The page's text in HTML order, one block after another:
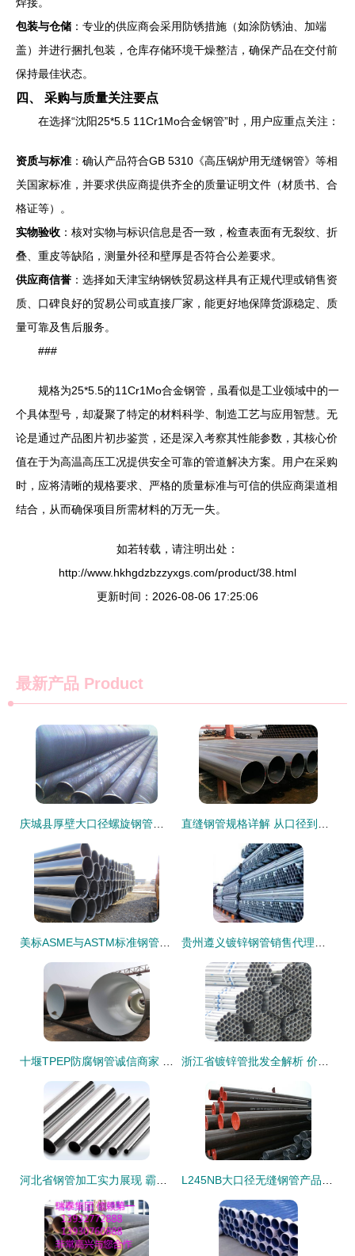
包装与仓储 ：专业的供应商会采用防锈措施（如涂防锈油、加端
盖）并进行捆扎包装，仓库存储环境干燥整洁，确保产品在交付前
保持最佳状态。
四、 采购与质量关注要点
在选择“沈阳25*5.5 11Cr1Mo合金钢管”时，用户应重点关注：
资质与标准 ：确认产品符合GB 5310《高压锅炉用无缝钢管》等相
关国家标准，并要求供应商提供齐全的质量证明文件（材质书、合
格证等）。
实物验收 ：核对实物与标识信息是否一致，检查表面有无裂纹、折
叠、重皮等缺陷，测量外径和壁厚是否符合公差要求。
供应商信誉 ：选择如天津宝纳钢铁贸易这样具有正规代理或销售资
质、口碑良好的贸易公司或直接厂家，能更好地保障货源稳定、质
量可靠及售后服务。
###
规格为25*5.5的11Cr1Mo合金钢管，虽看似是工业领域中的一
个具体型号，却凝聚了特定的材料科学、制造工艺与应用智慧。无
论是通过产品图片初步鉴赏，还是深入考察其性能参数，其核心价
值在于为高温高压工况提供安全可靠的管道解决方案。用户在采购
时，应将清晰的规格要求、严格的质量标准与可信的供应商渠道相
结合，从而确保项目所需材料的万无一失。
如若转载，请注明出处：
http://www.hkhgdzbzzyxgs.com/product/38.html
更新时间：2026-08-06 17:25:06
最新产品 Product